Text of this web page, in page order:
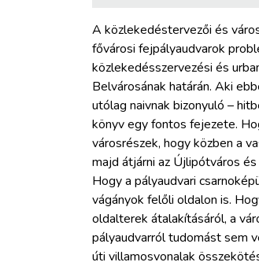
A közlekedéstervezői és
fővárosi fejpályaudvarok
közlekedésszervezési és
Belvárosának határán. Aki
utólag naivnak bizonyuló –
könyv egy fontos fejezete.
városrészek, hogy közben a
majd átjárni az Újlipótváros
Hogy a pályaudvari
vágányok felőli oldalon is.
oldalterek átalakításáról, a
pályaudvarról tudomást sem
úti villamosvonalak